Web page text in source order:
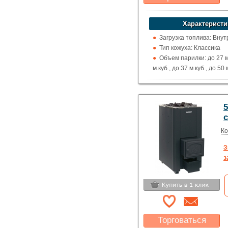
Какая цена Вас
устроит?
Указать цену
Загрузка топлива:
Тип кожуха: Классика
Объем парилки: до 27
м.куб., до 37 м.куб., до 50
Дверца: Глухая
Топка (материал):
Использование: Для
Производитель:
Торговаться